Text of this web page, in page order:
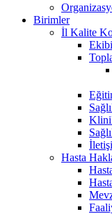
Birimler
İl Kalite
Hasta